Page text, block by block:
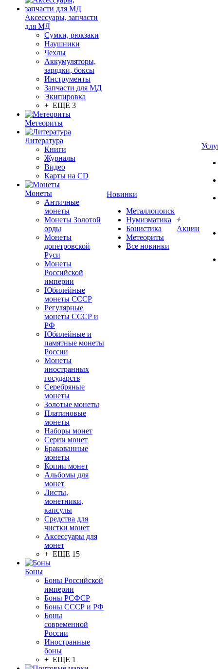
Аксессуары, запчасти
для МД
Сумки, рюкзаки
Наушники
Чехлы
Аккумуляторы,
зарядки, боксы
Инструменты
Запчасти для МД
Экипировка
+ ЕЩЕ 3
Метеориты
Литература
Книги
Журналы
Видео
Карты на CD
Монеты
Античные
монеты
Монеты Золотой
орды
Монеты
допетровской
Руси
Монеты
Российской
империи
Юбилейные
монеты СССР
Регулярные
монеты СССР и
РФ
Юбилейные и
памятные монеты
России
Монеты
иностранных
государств
Серебряные
монеты
Золотые монеты
Платиновые
монеты
Наборы монет
Серии монет
Бракованные
монеты
Копии монет
Альбомы для
монет
Листы,
монетники,
капсулы
Средства для
чистки монет
Аксессуары для
монет
+ ЕЩЕ 15
Боны
Боны Российской
империи
Боны РСФСР
Боны СССР и РФ
Боны
современной
России
Иностранные
боны
+ ЕЩЕ 1
Новинки
Металлопоиск
Нумизматика
Бонистика
Метеориты
Все новинки
Акции